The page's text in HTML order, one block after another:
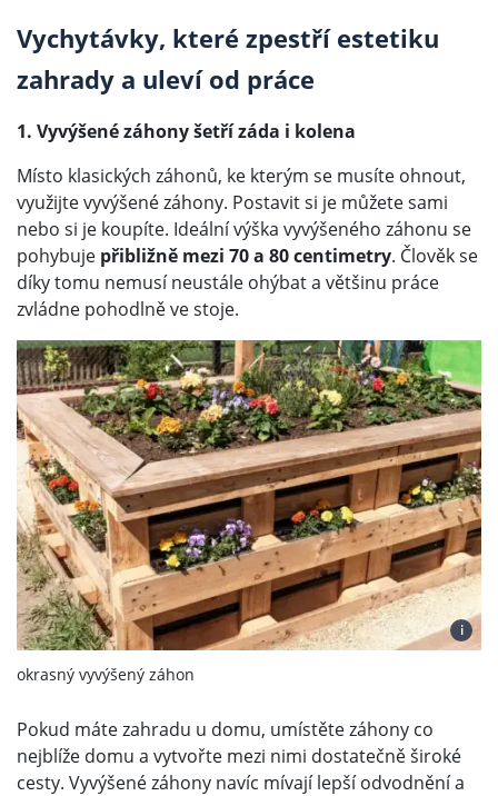
Vychytávky, které zpestří estetiku
zahrady a uleví od práce
1. Vyvýšené záhony šetří záda i kolena
Místo klasických záhonů, ke kterým se musíte ohnout,
využijte vyvýšené záhony. Postavit si je můžete sami
nebo si je koupíte. Ideální výška vyvýšeného záhonu se
pohybuje přibližně mezi 70 a 80 centimetry. Člověk se
díky tomu nemusí neustále ohýbat a většinu práce
zvládne pohodlně ve stoje.
i
okrasný vyvýšený záhon
Pokud máte zahradu u domu, umístěte záhony co
nejblíže domu a vytvořte mezi nimi dostatečně široké
cesty. Vyvýšené záhony navíc mívají lepší odvodnění a